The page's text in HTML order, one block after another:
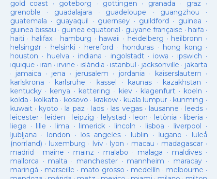
gold coast · goteborg · gottingen · granada · graz ·
grenoble · guadalajara · guadeloupe · guangzhou ·
guatemala · guayaquil · guernsey· guildford · guinea ·
guinea bissau · guinea equatorial · guyane française · haifa ·
haiti · halifax · hamburg · hawaii · heidelberg · heilbronn ·
helsingør· helsinki · hereford · honduras· hong kong ·
houston · huelva · indiana · ingolstadt· iowa · ipswich ·
iquique · iran · irvine · islàndia · istanbul · jacksonville · jakarta
· jamaica · jena · jerusalem · jordania · kaiserslautern ·
karlskrona · karlsruhe · kassel · kaunas· kazakhstan ·
kentucky· kenya · kettering · kiev· klagenfurt · koeln ·
kolda · kolkata · kosovo · krakow· kuala lumpur · kunming ·
kuwait· kyoto · la paz · laos· las vegas· lausanne · leeds ·
leicester· leiden · leipzig · lelystad · leon · letònia · liberia ·
liege · lille · lima · limerick· lincoln · lisboa · liverpool ·
ljubljana · london · los angeles· lublin · lugano · luleå
(norrland) · luxemburg · lviv · lyon · macau · madagascar·
madrid · maine · mainz · malabo · malaga · maldives·
mallorca · malta · manchester· mannheim · maracay·
maringá · marseille · mato grosso · medellín · melbourne ·